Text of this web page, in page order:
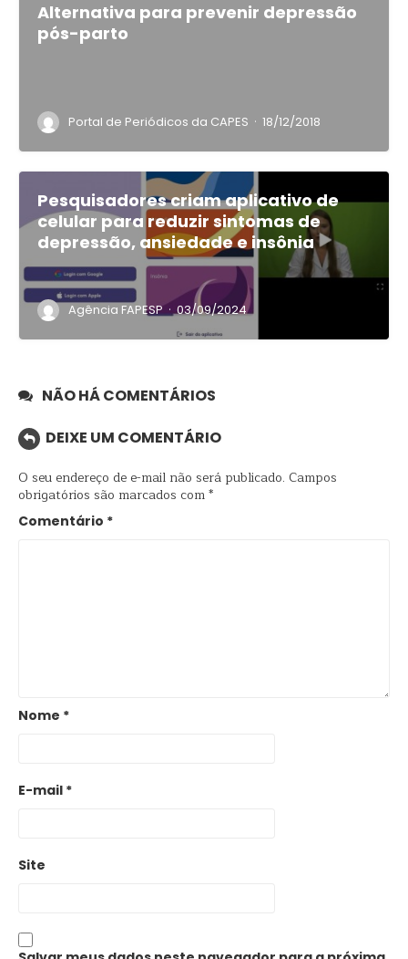
Alternativa para prevenir depressão
pós-parto
Portal de Periódicos da CAPES · 18/12/2018
Pesquisadores criam aplicativo de
celular para reduzir sintomas de
depressão, ansiedade e insônia
Agência FAPESP · 03/09/2024
NÃO HÁ COMENTÁRIOS
DEIXE UM COMENTÁRIO
O seu endereço de e-mail não será publicado. Campos
obrigatórios são marcados com*
Comentário *
Nome *
E-mail *
Site